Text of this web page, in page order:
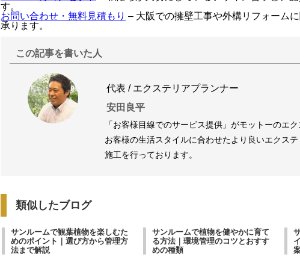
す。
お問い合わせ・無料見積もり – 大阪での擁壁工事や外構リフォーム
承ります。
この記事を書いた人
代表 / エクステリアプランナー
安田良平
「お客様目線でのサービス提供」がモットーのエク
お客様の生活スタイルに合わせたより良いエクステ
施工を行っております。
類似したブログ
サンルームで観葉植物を楽しむた
めのポイント｜選び方から管理方
法まで解説
サンルームで植物を健やかに育て
る方法｜環境管理のコツとおすす
めの種類